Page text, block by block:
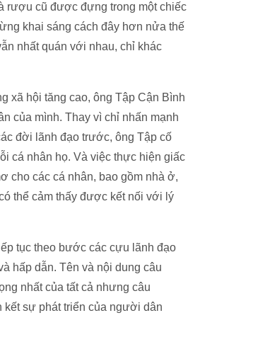
rượu cũ được đựng trong một chiếc
khai sáng cách đây hơn nửa thế
nhất quán với nhau, chỉ khác
xã hội tăng cao, ông Tập Cận Bình
của mình. Thay vì chỉ nhấn mạnh
đời lãnh đạo trước, ông Tập cố
cá nhân họ. Và việc thực hiện giấc
cho các cá nhân, bao gồm nhà ở,
thể cảm thấy được kết nối với lý
tục theo bước các cựu lãnh đạo
hấp dẫn. Tên và nội dung câu
nhất của tất cả nhưng câu
kết sự phát triển của người dân